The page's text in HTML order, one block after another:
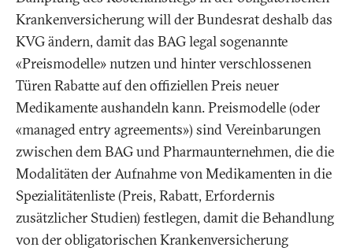
Krankenversicherung will der Bundesrat deshalb das
KVG ändern, damit das BAG legal sogenannte
«Preismodelle» nutzen und hinter verschlossenen
Türen Rabatte auf den offiziellen Preis neuer
Medikamente aushandeln kann. Preismodelle (oder
«managed entry agreements») sind Vereinbarungen
zwischen dem BAG und Pharmaunternehmen, die die
Modalitäten der Aufnahme von Medikamenten in die
Spezialitätenliste (Preis, Rabatt, Erfordernis
zusätzlicher Studien) festlegen, damit die Behandlung
von der obligatorischen Krankenversicherung